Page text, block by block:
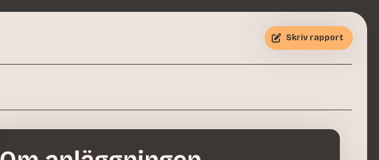
Skriv rapport